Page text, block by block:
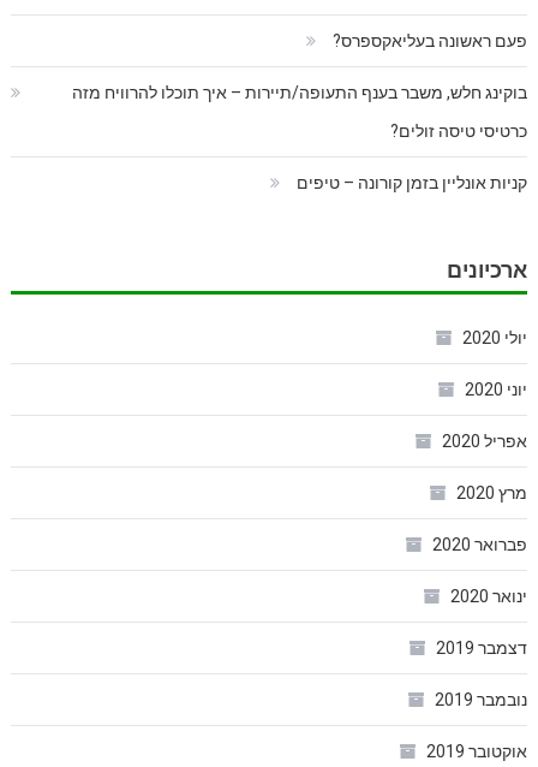
פעם ראשונה בעליאקספרס?
בוקינג חלש, משבר בענף התעופה/תיירות – איך תוכלו להרוויח מזה
כרטיסי טיסה זולים?
קניות אונליין בזמן קורונה – טיפים
ארכיונים
יולי 2020
יוני 2020
אפריל 2020
מרץ 2020
פברואר 2020
ינואר 2020
דצמבר 2019
נובמבר 2019
אוקטובר 2019